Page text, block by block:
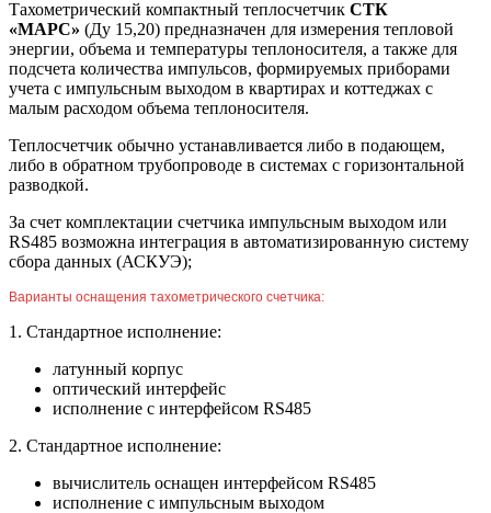
Тахометрический компактный теплосчетчик СТК
«МАРС» (Ду 15,20) предназначен для измерения тепловой
энергии, объема и температуры теплоносителя, а также для
подсчета количества импульсов, формируемых приборами
учета с импульсным выходом в квартирах и коттеджах с
малым расходом объема теплоносителя.
Теплосчетчик обычно устанавливается либо в подающем,
либо в обратном трубопроводе в системах с горизонтальной
разводкой.
За счет комплектации счетчика импульсным выходом или
RS485 возможна интеграция в автоматизированную систему
сбора данных (АСКУЭ);
Варианты оснащения тахометрического счетчика:
1. Стандартное исполнение:
латунный корпус
оптический интерфейс
исполнение с интерфейсом RS485
2. Стандартное исполнение:
вычислитель оснащен интерфейсом RS485
исполнение с импульсным выходом